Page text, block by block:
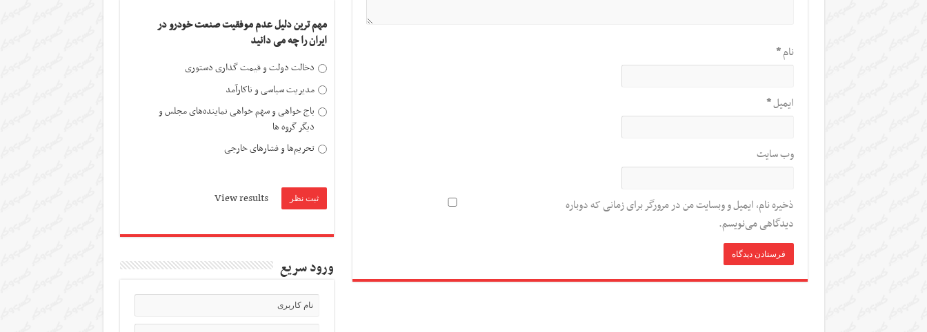
نام*
ایمیل*
وب‌ سایت
ذخیره نام، ایمیل و وبسایت من در مرورگر برای زمانی که دوباره
دیدگاهی می‌نویسم.
مهم ترین دلیل عدم موفقیت صنعت خودرو در
ایران را چه می دانید
دخالت دولت و قیمت گذاری دستوری
مدیریت سیاسی و ناکارآمد
باج خواهی و سهم خواهی نماینده‌های مجلس و
دیگر گروه ها
تحریم‌ها و فشارهای خارجی
View results
ورود سریع